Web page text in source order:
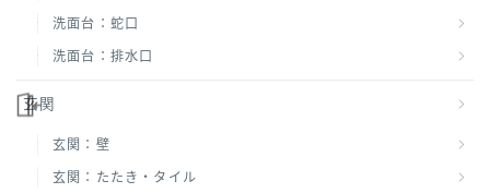
洗面台：蛇口
洗面台：排水口
玄関
玄関：壁
玄関：たたき・タイル